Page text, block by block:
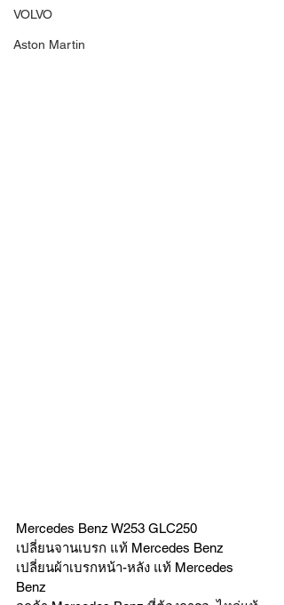
VOLVO
Aston Martin
Mercedes Benz W253 GLC250
เปลี่ยนจานเบรก แท้ Mercedes Benz
เปลี่ยนผ้าเบรกหน้า-หลัง แท้ Mercedes
Benz